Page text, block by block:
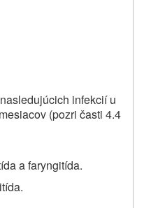
infekcií u
(pozri časti 4.4
a faryngitída.